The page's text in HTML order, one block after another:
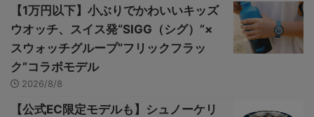
【1万円以下】小ぶりでかわいいキッズ
ウオッチ、スイス発“SIGG（シグ）”×
スウォッチグループ“フリックフラッ
ク”コラボモデル
2026/8/8
【公式EC限定モデルも】シュノーケリ